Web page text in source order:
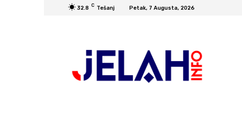
32.8 C Tešanj Petak, 7 Augusta, 2026